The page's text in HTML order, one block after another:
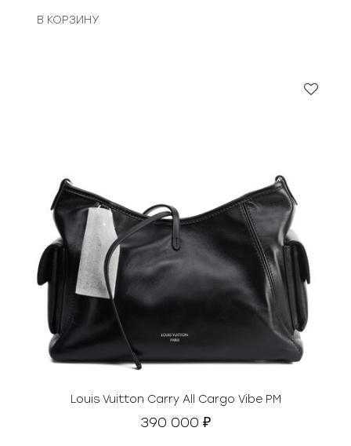
В КОРЗИНУ
Louis Vuitton Carry All Cargo Vibe PM
390 000 ₽